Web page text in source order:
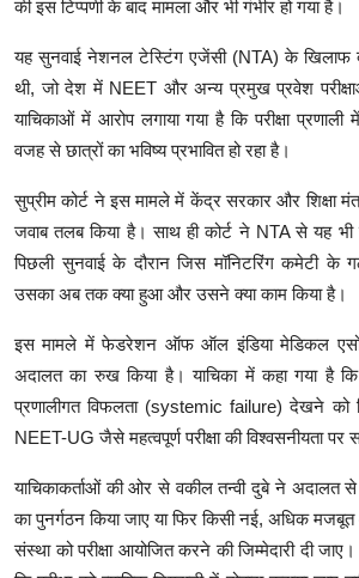
की इस टिप्पणी के बाद मामला और भी गंभीर हो गया है।
यह सुनवाई नेशनल टेस्टिंग एजेंसी (NTA) के खिलाफ
थी, जो देश में NEET और अन्य प्रमुख प्रवेश
याचिकाओं में आरोप लगाया गया है कि परीक्षा प्रणाली
वजह से छात्रों का भविष्य प्रभावित हो रहा है।
सुप्रीम कोर्ट ने इस मामले में केंद्र सरकार और शिक्षा
जवाब तलब किया है। साथ ही कोर्ट ने NTA से यह
पिछली सुनवाई के दौरान जिस मॉनिटरिंग कमेटी के
उसका अब तक क्या हुआ और उसने क्या काम किया है।
इस मामले में फेडरेशन ऑफ ऑल इंडिया मेडिकल
अदालत का रुख किया है। याचिका में कहा गया है कि
प्रणालीगत विफलता (systemic failure) देखने को
NEET-UG जैसे महत्वपूर्ण परीक्षा की विश्वसनीयता पर
याचिकाकर्ताओं की ओर से वकील तन्वी दुबे ने अदालत से
का पुनर्गठन किया जाए या फिर किसी नई, अधिक
संस्था को परीक्षा आयोजित करने की जिम्मेदारी दी